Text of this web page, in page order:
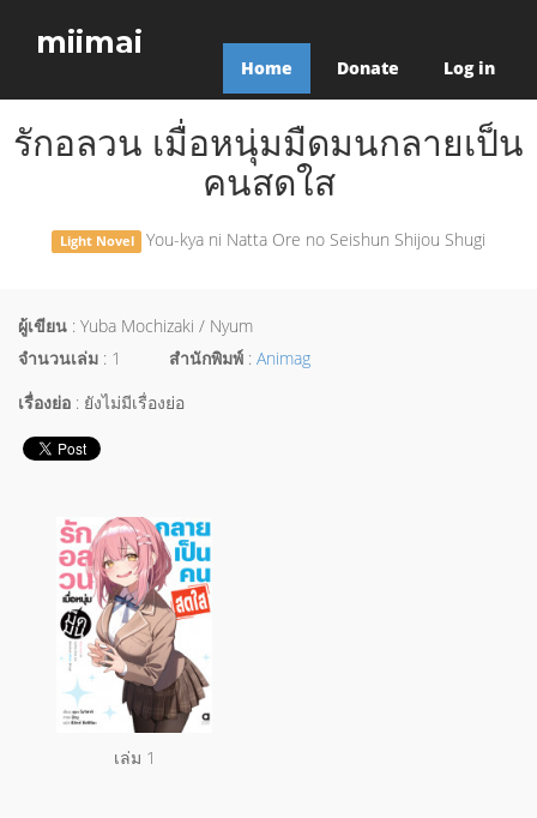
miimai
Home Donate Log in
รักอลวน เมื่อหนุ่มมืดมนกลายเป็น
คนสดใส
Light Novel You-kya ni Natta Ore no Seishun Shijou Shugi
ผู้เขียน : Yuba Mochizaki / Nyum
จำนวนเล่ม : 1 สำนักพิมพ์ : Animag
เรื่องย่อ : ยังไม่มีเรื่องย่อ
เล่ม 1